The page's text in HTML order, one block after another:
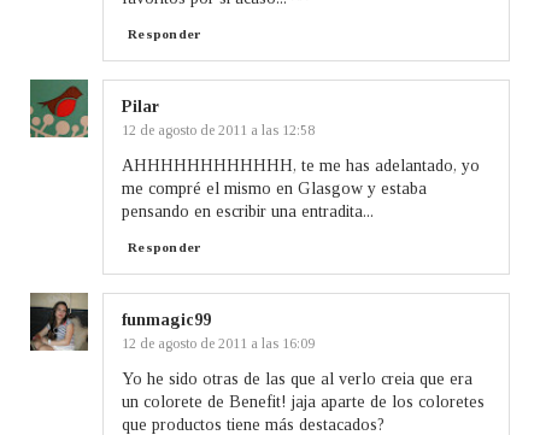
Responder
Pilar
12 de agosto de 2011 a las 12:58
AHHHHHHHHHHHH, te me has adelantado, yo
me compré el mismo en Glasgow y estaba
pensando en escribir una entradita...
Responder
funmagic99
12 de agosto de 2011 a las 16:09
Yo he sido otras de las que al verlo creia que era
un colorete de Benefit! jaja aparte de los coloretes
que productos tiene más destacados?